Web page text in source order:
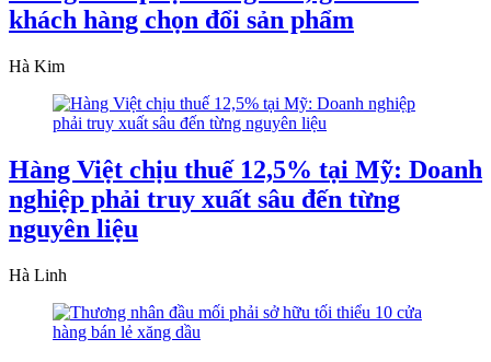
khách hàng chọn đổi sản phẩm
Hà Kim
Hàng Việt chịu thuế 12,5% tại Mỹ: Doanh
nghiệp phải truy xuất sâu đến từng
nguyên liệu
Hà Linh